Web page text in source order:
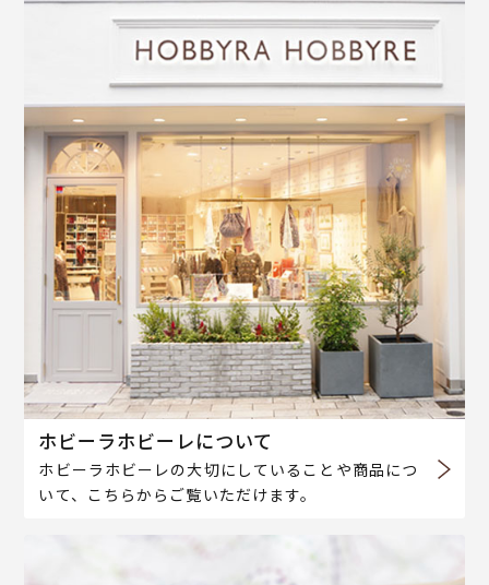
ホビーラホビーレについて
ホビーラホビーレの大切にしていることや商品につ
いて、こちらからご覧いただけます。